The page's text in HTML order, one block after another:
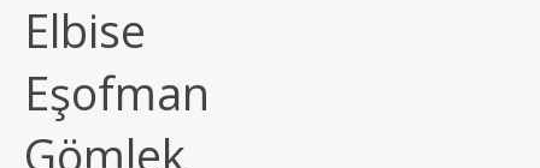
Elbise
Eşofman
Gömlek